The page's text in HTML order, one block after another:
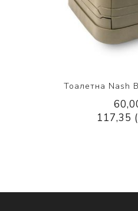
Тоалетна Nash
117,35